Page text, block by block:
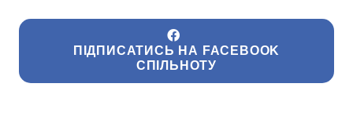
ПІДПИСАТИСЬ НА FACEBOOK
СПІЛЬНОТУ